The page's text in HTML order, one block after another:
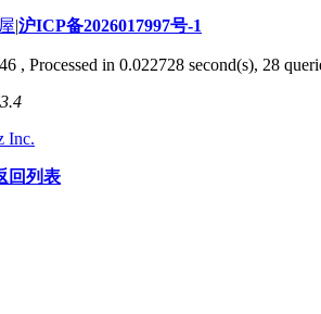
|沪ICP备2026017997号-1
, Processed in 0.022728 second(s), 28
Inc.
回列表